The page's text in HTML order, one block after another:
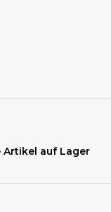
Artikel auf Lager